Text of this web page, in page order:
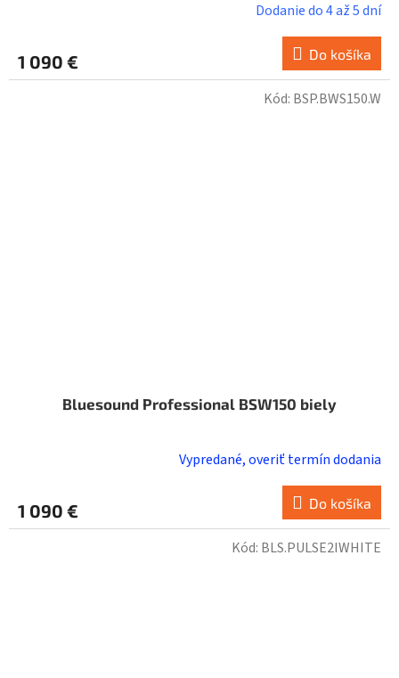
Dodanie do 4 až 5 dní
1 090 € Do košíka
Bluesound Professional BSW150 biely
Vypredané, overiť termín dodania
1 090 € Do košíka
Kód: BSP.BWS150.W
Kód: BLS.PULSE2IWHITE